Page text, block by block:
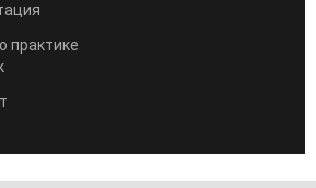
практике